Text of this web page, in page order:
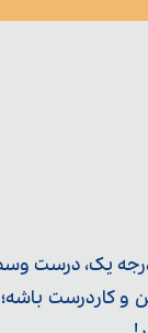
یک، درست وسط
و کاردرست